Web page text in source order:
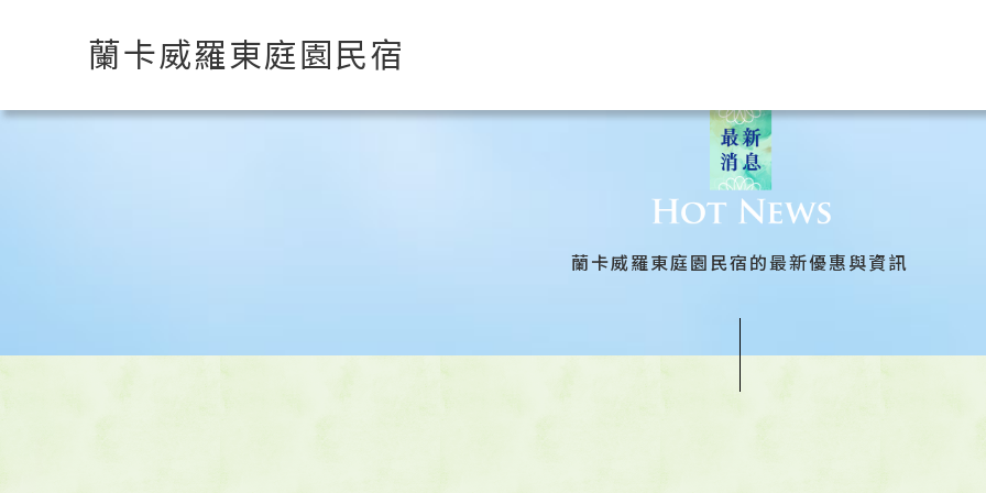
蘭卡威羅東庭園民宿
蘭卡威羅東庭園民宿的最新優惠與資訊